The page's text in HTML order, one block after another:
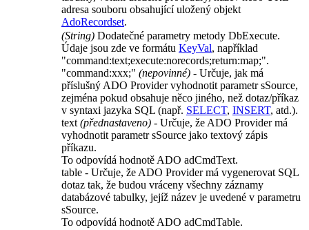
adresa souboru obsahující uložený objekt
AdoRecordset.
(String) Dodatečné parametry metody DbExecute.
Údaje jsou zde ve formátu KeyVal, například
"command:text;execute:norecords;return:map;".
"command:xxx;" (nepovinné) - Určuje, jak má
příslušný ADO Providervyhodnotit parametrsSource,
zejména pokud obsahuje něco jiného, než dotaz/příkaz
v syntaxi jazyka SQL (např. SELECT, INSERT, atd.).
text (přednastaveno) - Určuje, že ADO Providermá
vyhodnotit parametrsSource jako textový zápis
příkazu.
To odpovídá hodnotě ADO adCmdText.
table - Určuje, že ADO Providermá vygenerovat SQL
dotaz tak, že budou vráceny všechny záznamy
databázové tabulky, jejíž název je uvedené v parametru
sSource.
To odpovídá hodnotě ADO adCmdTable.